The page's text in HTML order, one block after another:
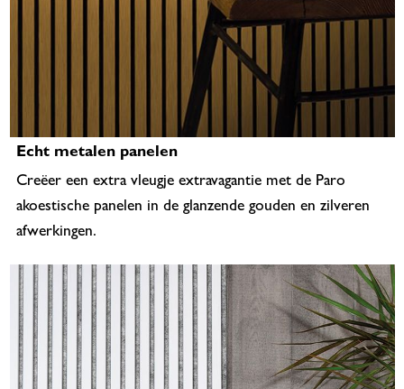
Echt metalen panelen
Creëer een extra vleugje extravagantie met de Paro
akoestische panelen in de glanzende gouden en zilveren
afwerkingen.